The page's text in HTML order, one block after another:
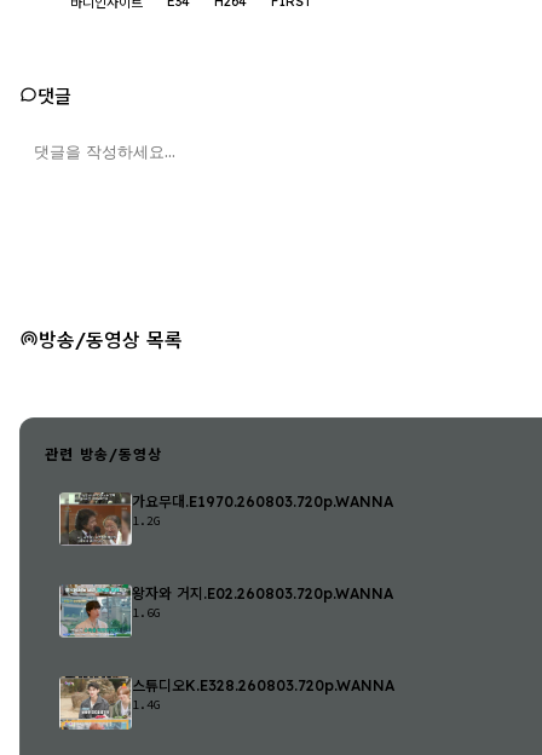
댓글
방송/동영상 목록
관련 방송/동영상
가요무대.E1970.260803.720p.WANNA
1.2G
왕자와 거지.E02.260803.720p.WANNA
1.6G
스튜디오K.E328.260803.720p.WANNA
1.4G